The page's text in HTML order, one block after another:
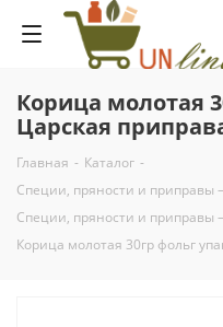
Корица молотая
Царская
Главная - Каталог -
Специи, пряности и
Специи, пряности и
Корица молотая 30гр фольг